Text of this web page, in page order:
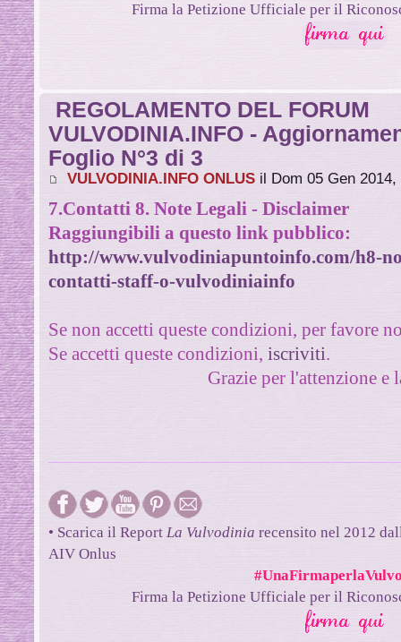
Firma la Petizione Ufficiale per il
REGOLAMENTO DEL FORUM
VULVODINIA.INFO -
Foglio N°3 di 3
VULVODINIA.INFO ONLUS il Dom 05 Gen 2014,
7.Contatti 8. Note Legali - Disclaimer
Raggiungibili a questo link pubblico:
http://www.vulvodiniapuntoinfo.com/h8-
contatti-staff-o-vulvodiniainfo
Se non accetti queste condizioni, per favore
Se accetti queste condizioni,iscriviti.
Grazie per l'attenzione
• Scarica il Report La Vulvodinia recensito nel 2012
AIV Onlus
Firma la Petizione Ufficiale per il